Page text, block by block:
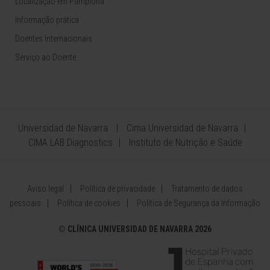
Informação prática
Doentes Internacionais
Serviço ao Doente
Universidad de Navarra
Cima Universidad de Navarra
CIMA LAB Diagnostics
Instituto de Nutrição e Saúde
Aviso legal Política de privacidade
Tratamento de dados
pessoais
Política de cookies Política de Segurança da Informação
© CLÍNICA UNIVERSIDAD DE NAVARRA 2026